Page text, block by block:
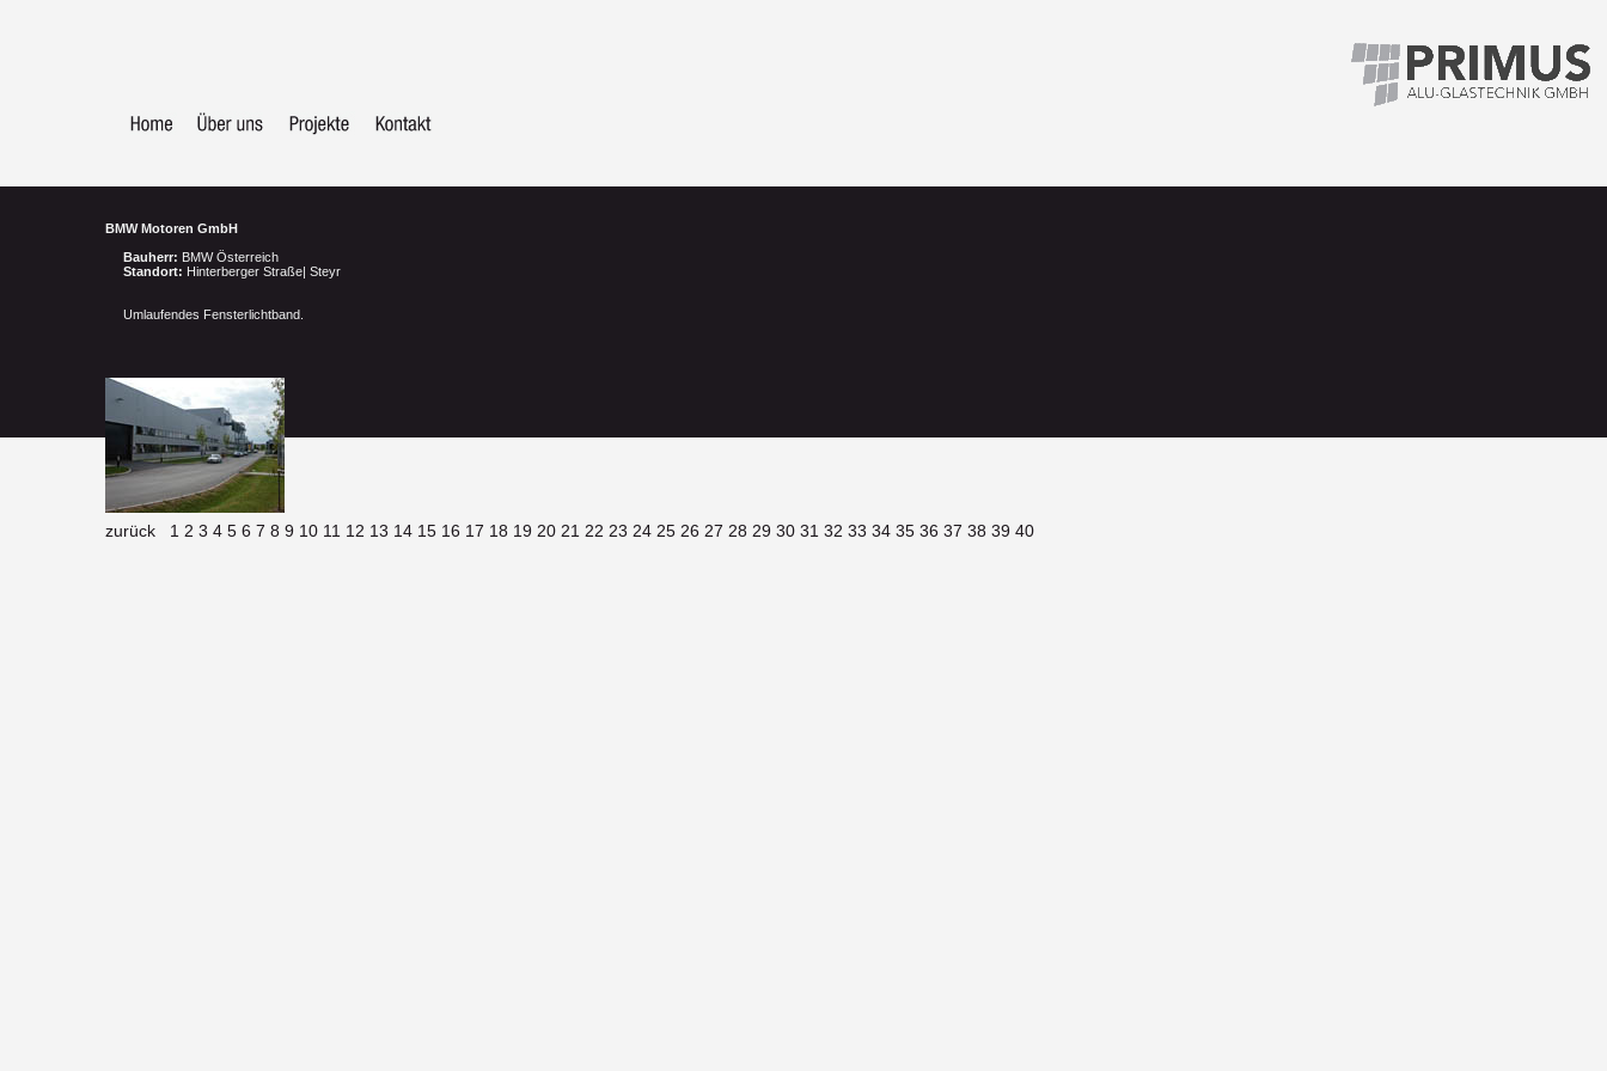
BMW Motoren GmbH
Bauherr: BMW Österreich
Standort: Hinterberger Straße| Steyr
Umlaufendes Fensterlichtband.
zurück 1 2 3 4 5 6 7 8 9 10 11 12 13 14 15 16 17 18 19 20 21 22 23 24 25 26 27 28 29 30 31 32 33 34 35 36 37 38 39 40